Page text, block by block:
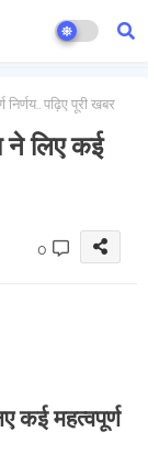
पढ़िए पूरी खबर
ने लिए कई
0
कई महत्वपूर्ण